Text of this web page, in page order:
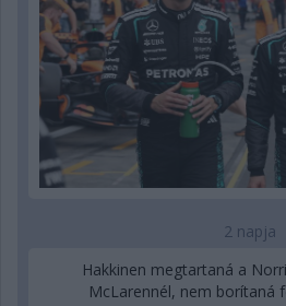
2 napja
Hakkinen megtartaná a
McLarennél, nem borítaná